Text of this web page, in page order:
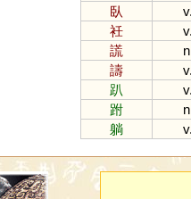
臥
v.
衽
v.
謊
譸
v.
趴
v.
跗
躺
v.